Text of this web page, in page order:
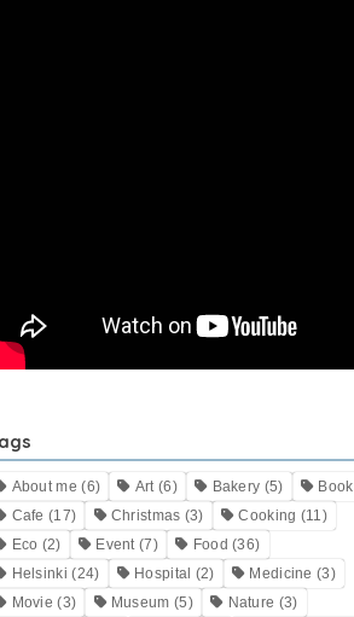
About me (6) Art (6) Bakery (5) Book
Cafe (17) Christmas (3) Cooking (11)
Eco (2) Event (7) Food (36)
Helsinki (24) Hospital (2) Medicine (3)
Movie (3) Museum (5) Nature (3)